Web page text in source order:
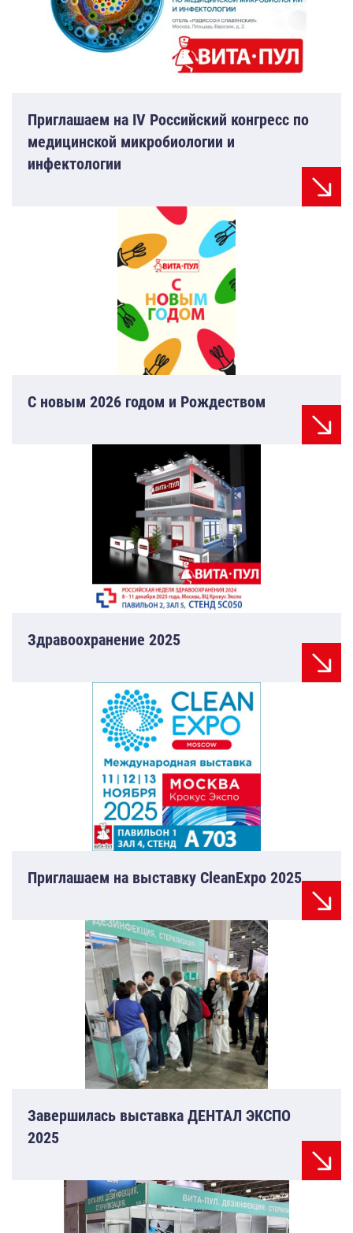
Приглашаем на IV Российский конгресс по
медицинской микробиологии и
инфектологии
C новым 2026 годом и Рождеством
Здравоохранение 2025
Приглашаем на выставку CleanExpo 2025
Завершилась выставка ДЕНТАЛ ЭКСПО
2025